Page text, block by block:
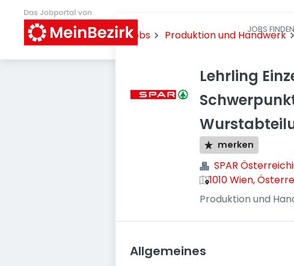
JOBS FINDEN
Jobs Produktion und Handwerk
Lehrling
merken
SPAR
1010 Wien,
Produktion und
Allgemeines